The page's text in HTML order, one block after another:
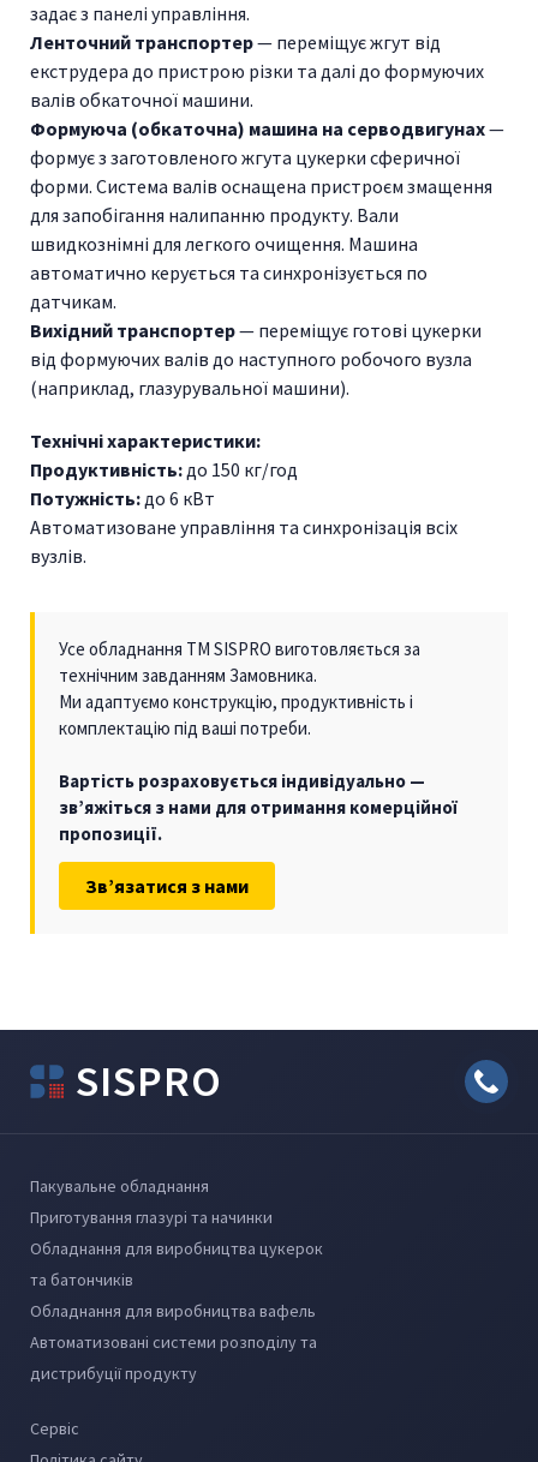
задає з панелі управління.
Ленточний транспортер— переміщує жгут від
екструдера до пристрою різки та далі до формуючих
валів обкаточної машини.
Формуюча (обкаточна) машина на серводвигунах—
формує з заготовленого жгута цукерки сферичної
форми. Система валів оснащена пристроєм змащення
для запобігання налипанню продукту. Вали
швидкознімні для легкого очищення. Машина
автоматично керується та синхронізується по
датчикам.
Вихідний транспортер— переміщує готові цукерки
від формуючих валів до наступного робочого вузла
(наприклад, глазурувальної машини).
Технічні характеристики:
Продуктивність:до 150 кг/год
Потужність:до 6 кВт
Автоматизоване управління та синхронізація всіх
вузлів.
Усе обладнання TM SISPRO виготовляється за
технічним завданням Замовника.
Ми адаптуємо конструкцію, продуктивність і
комплектацію під ваші потреби.
Вартість розраховується індивідуально —
зв’яжіться з нами для отримання комерційної
пропозиції.
Зв’язатися з нами
SISPRO
Пакувальне обладнання
Приготування глазурі та начинки
Обладнання для виробництва цукерок
та батончиків
Обладнання для виробництва вафель
Автоматизовані системи розподілу та
дистрибуції продукту
Сервіс